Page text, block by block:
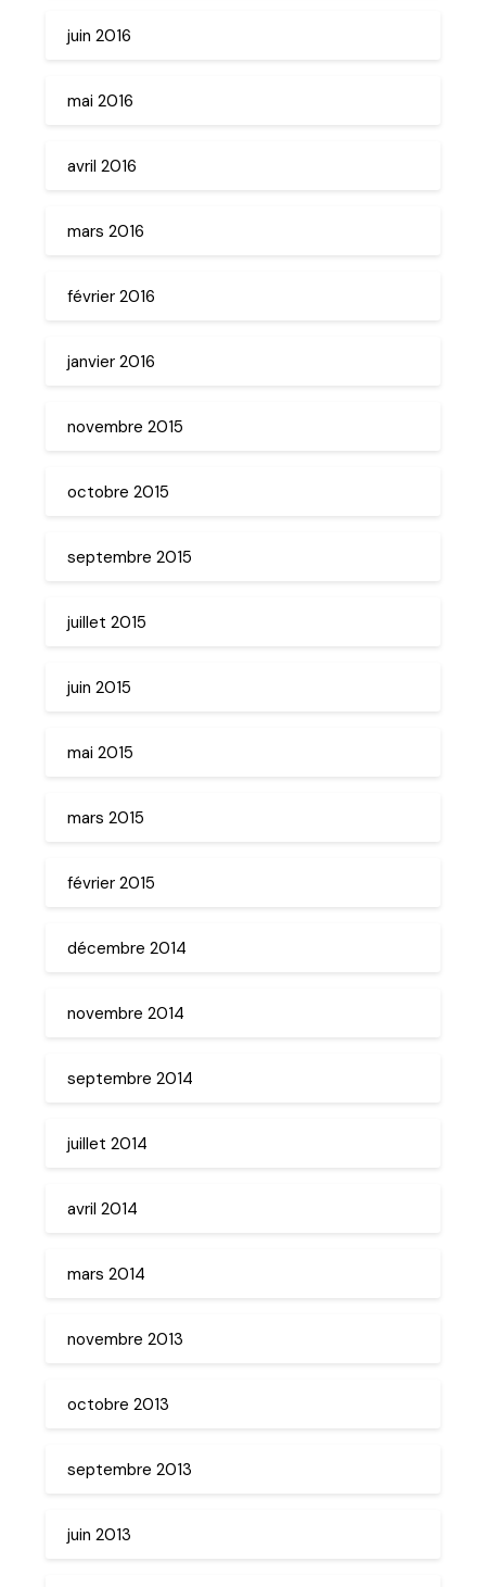
juin 2016
mai 2016
avril 2016
mars 2016
février 2016
janvier 2016
novembre 2015
octobre 2015
septembre 2015
juillet 2015
juin 2015
mai 2015
mars 2015
février 2015
décembre 2014
novembre 2014
septembre 2014
juillet 2014
avril 2014
mars 2014
novembre 2013
octobre 2013
septembre 2013
juin 2013